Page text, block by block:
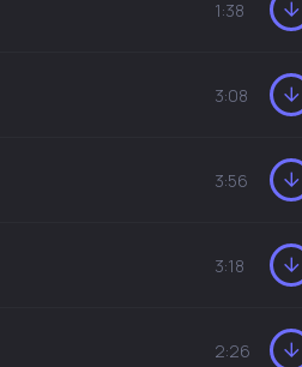
1:38
3:08
3:56
3:18
2:26